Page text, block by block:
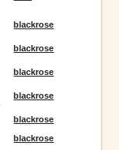
blackrose
blackrose
blackrose
blackrose
blackrose
blackrose